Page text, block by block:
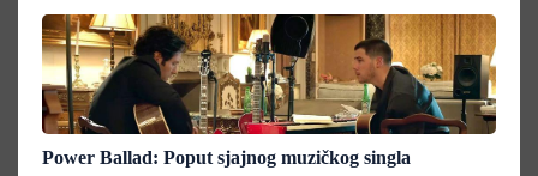
Power Ballad: Poput sjajnog muzičkog singla